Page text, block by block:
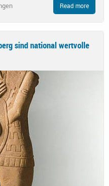
Read more
sind national wertvolle